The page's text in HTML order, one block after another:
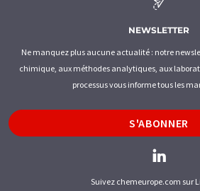
NEWSLETTER
Ne manquez plus aucune actualité : notre
chimique, aux méthodes analytiques, aux
processus vous informe tous les
S'ABONNER
Suivez chemeurope.com sur